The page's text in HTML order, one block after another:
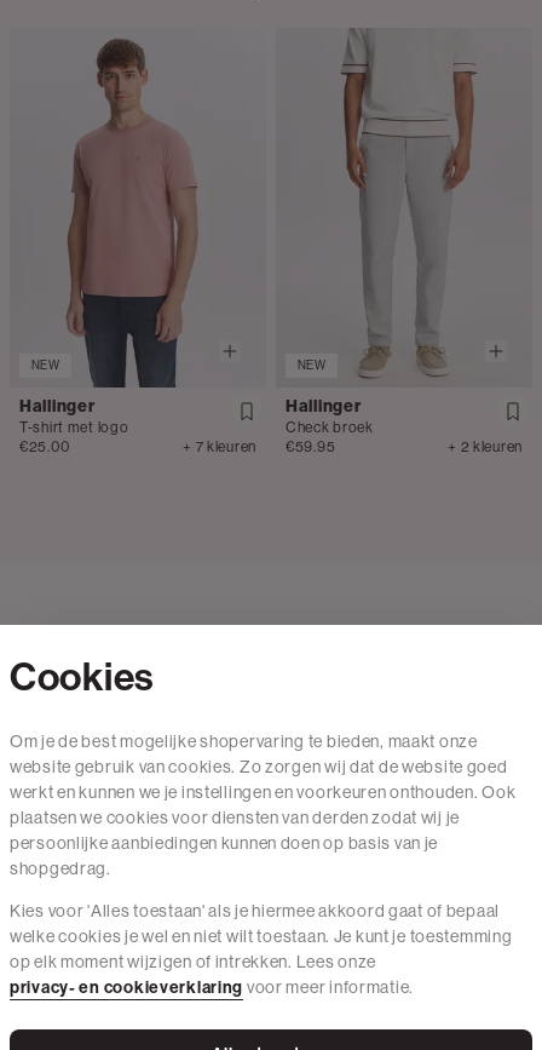
NEW
Hallinger
T-shirt met logo
€25.00
+ 7 kleuren
NEW
Hallinger
Check broek
€59.95
+ 2 kleuren
Mail ons
020 - 3412 650
Van maandag t/m vrijdag van 8.30 uur tot 18.00 uur.
Service
Wij zijn The Sting
Cookies
Om je de best mogelijke shopervaring te bieden, maakt onze
website gebruik van cookies. Zo zorgen wij dat de website goed
werkt en kunnen we je instellingen en voorkeuren onthouden. Ook
plaatsen we cookies voor diensten van derden zodat wij je
persoonlijke aanbiedingen kunnen doen op basis van je
shopgedrag.
Kies voor 'Alles toestaan' als je hiermee akkoord gaat of bepaal
welke cookies je wel en niet wilt toestaan. Je kunt je toestemming
op elk moment wijzigen of intrekken. Lees onze
privacy- en cookieverklaring voor meer informatie.